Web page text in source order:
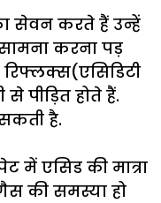
सेवन करते हैं उन्हें
करना पड़
पीड़ित होते हैं.
है.
में एसिड की मात्रा
की समस्या हो